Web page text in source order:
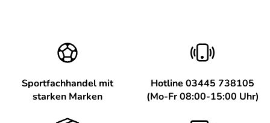
Sportfachhandel mit
starken Marken
Hotline 03445 738105
(Mo-Fr 08:00-15:00 Uhr)